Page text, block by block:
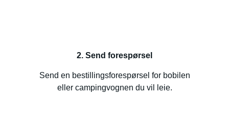
2. Send forespørsel
Send en bestillingsforespørsel for bobilen
eller campingvognen du vil leie.